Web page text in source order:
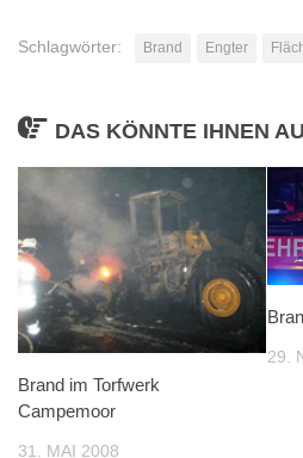
Schlagwörter: Brand Engter
DAS KÖNNTE IHNEN
Brand im Torfwerk
Campemoor
31. MAI 2008
29.